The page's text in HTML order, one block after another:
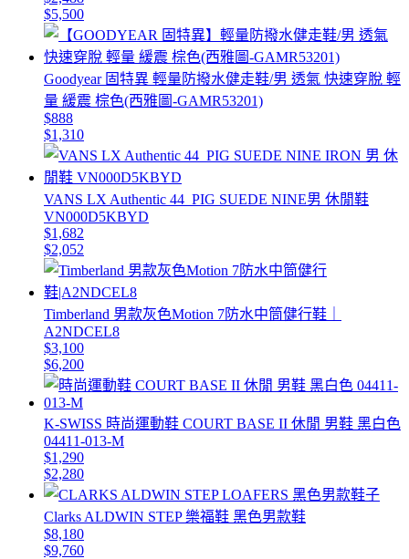
$5,500
Goodyear 固特異 輕量防撥水健走鞋/男 透氣 快速穿脫 輕
量 緩震 棕色(西雅圖-GAMR53201)
$888
$1,310
VANS LX Authentic 44_PIG SUEDE NINE男 休閒鞋
VN000D5KBYD
$1,682
$2,052
Timberland 男款灰色Motion 7防水中筒健行鞋｜
A2NDCEL8
$3,100
$6,200
K-SWISS 時尚運動鞋 COURT BASE II 休閒 男鞋 黑白色
04411-013-M
$1,290
$2,280
Clarks ALDWIN STEP 樂福鞋 黑色男款鞋
$8,180
$9,760